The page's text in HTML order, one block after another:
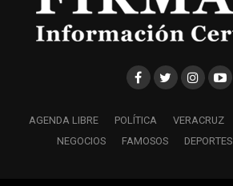
AGENDA LIBRE POLÍTICA VERACRUZ
NEGOCIOS
FAMOSOS DEPORTES